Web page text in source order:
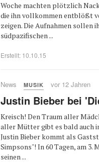
Woche machten plötzlich
die ihn vollkommen entblößt
zeigen. Die Aufnahmen sollen
südpazifischen ...
Erstellt: 10.10.15
News MUSIK vor 12 Jahren
Justin Bieber bei
Kreisch! Den Traum aller
aller Mütter gibt es bald auch
Justin Bieber kommt als
Simpsons"! In 60 Tagen, am 3.
seinen ...